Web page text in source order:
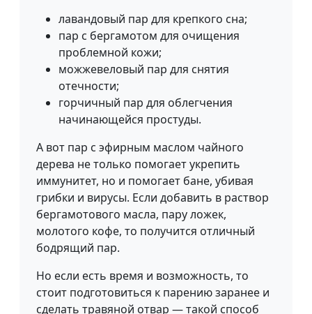
лавандовый пар для крепкого сна;
пар с бергамотом для очищения
проблемной кожи;
можжевеловый пар для снятия
отечности;
горчичный пар для облегчения
начинающейся простуды.
А вот пар с эфирным маслом чайного
дерева не только помогает укрепить
иммунитет, но и помогает бане, убивая
грибки и вирусы. Если добавить в раствор
бергамотового масла, пару ложек,
молотого кофе, то получится отличный
бодрящий пар.
Но если есть время и возможность, то
стоит подготовиться к парению заранее и
сделать травяной отвар — такой способ